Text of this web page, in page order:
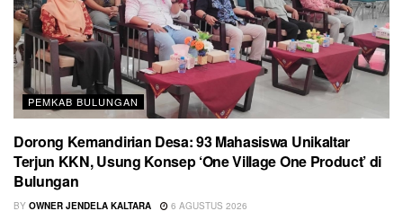
PEMKAB BULUNGAN
Dorong Kemandirian Desa: 93 Mahasiswa Unikaltar
Terjun KKN, Usung Konsep ‘One Village One Product’ di
Bulungan
BY OWNER JENDELA KALTARA 6 AGUSTUS 2026